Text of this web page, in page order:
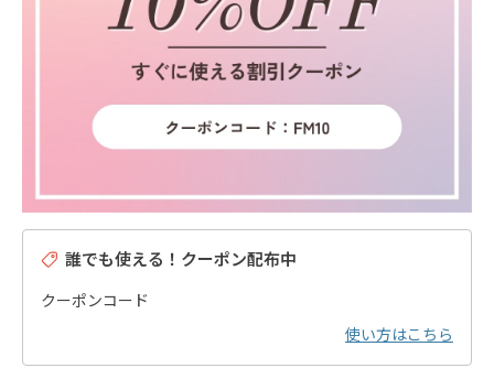
誰でも使える！クーポン配布中
クーポンコード
使い方はこちら